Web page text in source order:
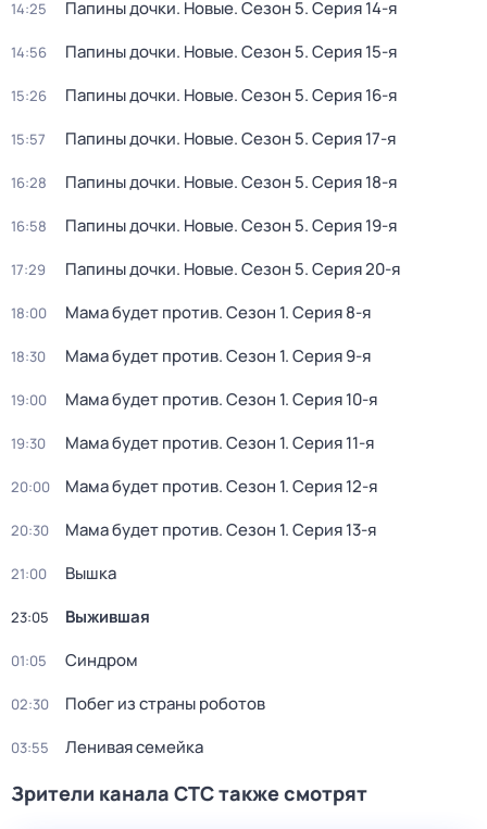
14:25 Папины дочки. Новые. Сезон 5. Серия 14-я
14:56 Папины дочки. Новые. Сезон 5. Серия 15-я
15:26 Папины дочки. Новые. Сезон 5. Серия 16-я
15:57 Папины дочки. Новые. Сезон 5. Серия 17-я
16:28 Папины дочки. Новые. Сезон 5. Серия 18-я
16:58 Папины дочки. Новые. Сезон 5. Серия 19-я
17:29 Папины дочки. Новые. Сезон 5. Серия 20-я
18:00 Мама будет против. Сезон 1. Серия 8-я
18:30 Мама будет против. Сезон 1. Серия 9-я
19:00 Мама будет против. Сезон 1. Серия 10-я
19:30 Мама будет против. Сезон 1. Серия 11-я
20:00 Мама будет против. Сезон 1. Серия 12-я
20:30 Мама будет против. Сезон 1. Серия 13-я
21:00 Вышка
23:05 Выжившая
01:05 Синдром
02:30 Побег из страны роботов
03:55 Ленивая семейка
Зрители канала СТС также смотрят